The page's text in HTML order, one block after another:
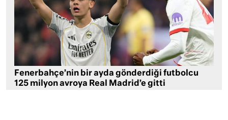
Fenerbahçe’nin bir ayda gönderdiği futbolcu
125 milyon avroya Real Madrid’e gitti